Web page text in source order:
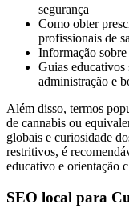
segurança
Como obter
profissionais de
Informação
Guias educativos
administração e
Além disso, termos
de cannabis ou
globais e curiosidade
restritivos, é
educativo e orientação
SEO local para